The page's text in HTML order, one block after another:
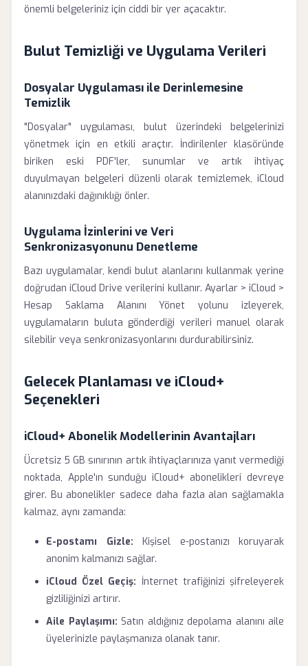
önemli belgeleriniz için ciddi bir yer açacaktır.
Bulut Temizliği ve Uygulama Verileri
Dosyalar Uygulaması ile Derinlemesine
Temizlik
"Dosyalar" uygulaması, bulut üzerindeki belgelerinizi
yönetmek için en etkili araçtır. İndirilenler klasöründe
biriken eski PDF'ler, sunumlar ve artık ihtiyaç
duyulmayan belgeleri düzenli olarak temizlemek, iCloud
alanınızdaki dağınıklığı önler.
Uygulama İzinlerini ve Veri
Senkronizasyonunu Denetleme
Bazı uygulamalar, kendi bulut alanlarını kullanmak yerine
doğrudan iCloud Drive verilerini kullanır. Ayarlar > iCloud >
Hesap Saklama Alanını Yönet yolunu izleyerek,
uygulamaların buluta gönderdiği verileri manuel olarak
silebilir veya senkronizasyonlarını durdurabilirsiniz.
Gelecek Planlaması ve iCloud+
Seçenekleri
iCloud+ Abonelik Modellerinin Avantajları
Ücretsiz 5 GB sınırının artık ihtiyaçlarınıza yanıt vermediği
noktada, Apple'ın sunduğu iCloud+ abonelikleri devreye
girer. Bu abonelikler sadece daha fazla alan sağlamakla
kalmaz, aynı zamanda:
E-postamı Gizle: Kişisel e-postanızı koruyarak
anonim kalmanızı sağlar.
iCloud Özel Geçiş: İnternet trafiğinizi şifreleyerek
gizliliğinizi artırır.
Aile Paylaşımı: Satın aldığınız depolama alanını aile
üyelerinizle paylaşmanıza olanak tanır.